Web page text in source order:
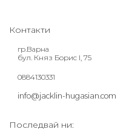
Контакти
гр.Варна
бул. Княз Борис I, 75
0884130331
info@jacklin-hugasian.com
Последвай ни: